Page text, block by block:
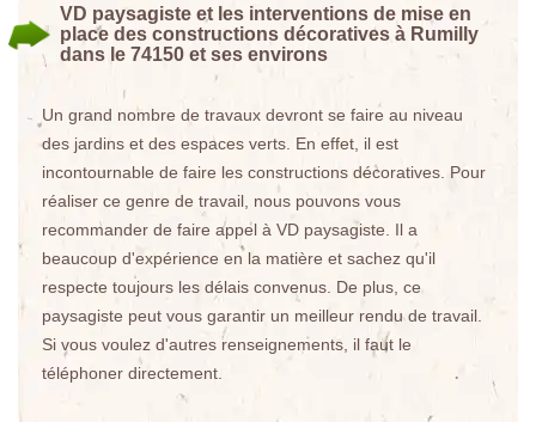
VD paysagiste et les interventions de mise en
place des constructions décoratives à Rumilly
dans le 74150 et ses environs
Un grand nombre de travaux devront se faire au niveau
des jardins et des espaces verts. En effet, il est
incontournable de faire les constructions décoratives. Pour
réaliser ce genre de travail, nous pouvons vous
recommander de faire appel à VD paysagiste. Il a
beaucoup d'expérience en la matière et sachez qu'il
respecte toujours les délais convenus. De plus, ce
paysagiste peut vous garantir un meilleur rendu de travail.
Si vous voulez d'autres renseignements, il faut le
téléphoner directement.